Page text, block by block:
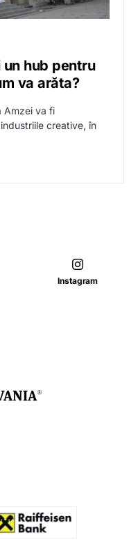
hub pentru
va arăta?
Amzei va fi
creative, în
Instagram